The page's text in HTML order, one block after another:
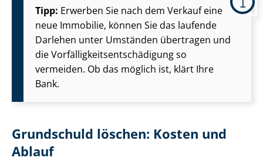
Tipp: Erwerben Sie nach dem Verkauf eine
neue Immobilie, können Sie das laufende
Darlehen unter Umständen übertragen und
die Vor­fäl­lig­keits­ent­schä­di­gung so
vermeiden. Ob das möglich ist, klärt Ihre
Bank.
Grundschuld löschen: Kosten und
Ablauf